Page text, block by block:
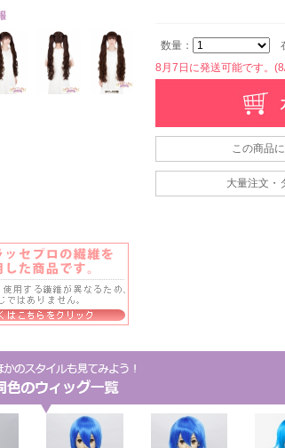
数量：
8月7日に発送可能です。
この商品
大量注文・